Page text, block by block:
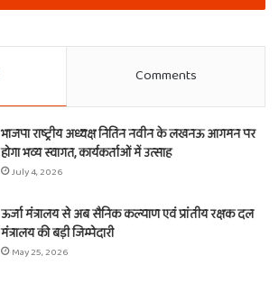
Comments
भाजपा राष्ट्रीय अध्यक्ष नितिन नवीन के लखनऊ आगमन पर
होगा भव्य स्वागत, कार्यकर्ताओं में उत्साह
July 4, 2026
ऊर्जा मंत्रालय से अब सैनिक कल्याण एवं प्रांतीय रक्षक दल
मंत्रालय की बड़ी जिम्मेदारी
May 25, 2026